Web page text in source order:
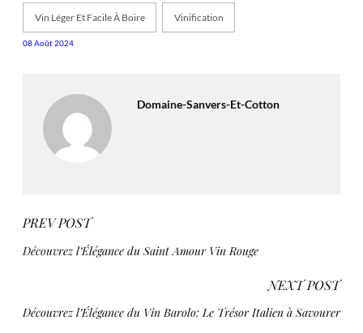
Vin Léger Et Facile À Boire Vinification
08 Août 2024
Domaine-Sanvers-Et-Cotton
PREV POST
Découvrez l’Élégance du Saint Amour Vin Rouge
NEXT POST
Découvrez l’Élégance du Vin Barolo: Le Trésor Italien à Savourer